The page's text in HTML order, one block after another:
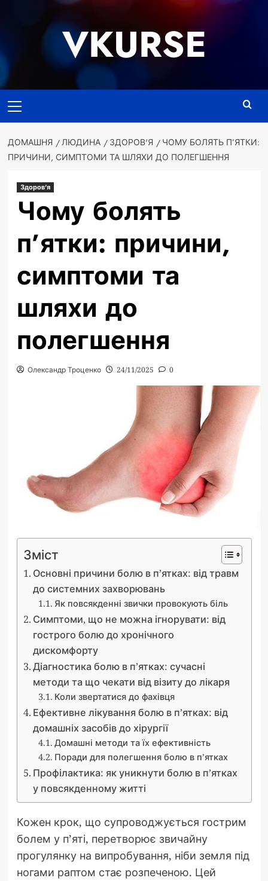
VKURSE
меню
ДОМАШНЯ ЛЮДИНА ЗДОРОВ'Я
ЧОМУ БОЛЯТЬ П’ЯТКИ:
ПРИЧИНИ, СИМПТОМИ ТА ШЛЯХИ ДО ПОЛЕГШЕННЯ
Здоров'я
Чому болять
п’ятки: причини,
симптоми та
шляхи до
полегшення
Олександр Троценко 24/11/2025 0
Зміст
Основні причини болю в п’ятках: від травм
до системних захворювань
Як повсякденні звички провокують біль
Симптоми, що не можна ігнорувати: від
гострого болю до хронічного
дискомфорту
Діагностика болю в п’ятках: сучасні
методи та що чекати від візиту до лікаря
Коли звертатися до фахівця
Ефективне лікування болю в п’ятках: від
домашніх засобів до хірургії
Домашні методи та їх ефективність
Поради для полегшення болю в п’ятках
Профілактика: як уникнути болю в п’ятках
у повсякденному житті
Кожен крок, що супроводжується гострим
болем у п’яті, перетворює звичайну
прогулянку на випробування, ніби земля під
ногами раптом стає розпеченою. Цей